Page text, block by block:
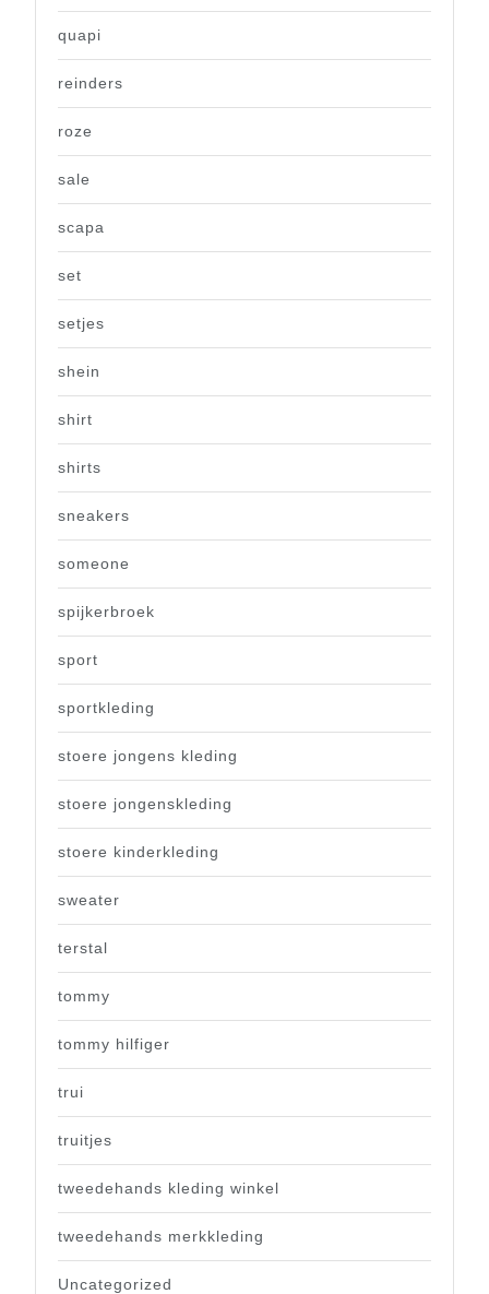
quapi
reinders
roze
sale
scapa
set
setjes
shein
shirt
shirts
sneakers
someone
spijkerbroek
sport
sportkleding
stoere jongens kleding
stoere jongenskleding
stoere kinderkleding
sweater
terstal
tommy
tommy hilfiger
trui
truitjes
tweedehands kleding winkel
tweedehands merkkleding
Uncategorized